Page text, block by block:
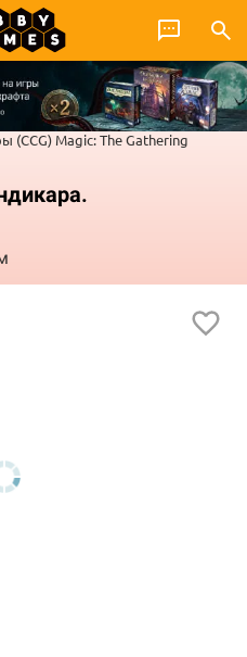
(CCG) Magic: The Gathering